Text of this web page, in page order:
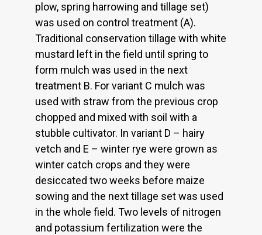
plow, spring harrowing and tillage set)
was used on control treatment (A).
Traditional conservation tillage with white
mustard left in the field until spring to
form mulch was used in the next
treatment B. For variant C mulch was
used with straw from the previous crop
chopped and mixed with soil with a
stubble cultivator. In variant D – hairy
vetch and E – winter rye were grown as
winter catch crops and they were
desiccated two weeks before maize
sowing and the next tillage set was used
in the whole field. Two levels of nitrogen
and potassium fertilization were the